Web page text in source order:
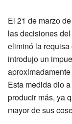
El 21 de marzo
las decisiones
eliminó la requisa
introdujo un
Esta medida dio
producir más, ya
mayor de sus